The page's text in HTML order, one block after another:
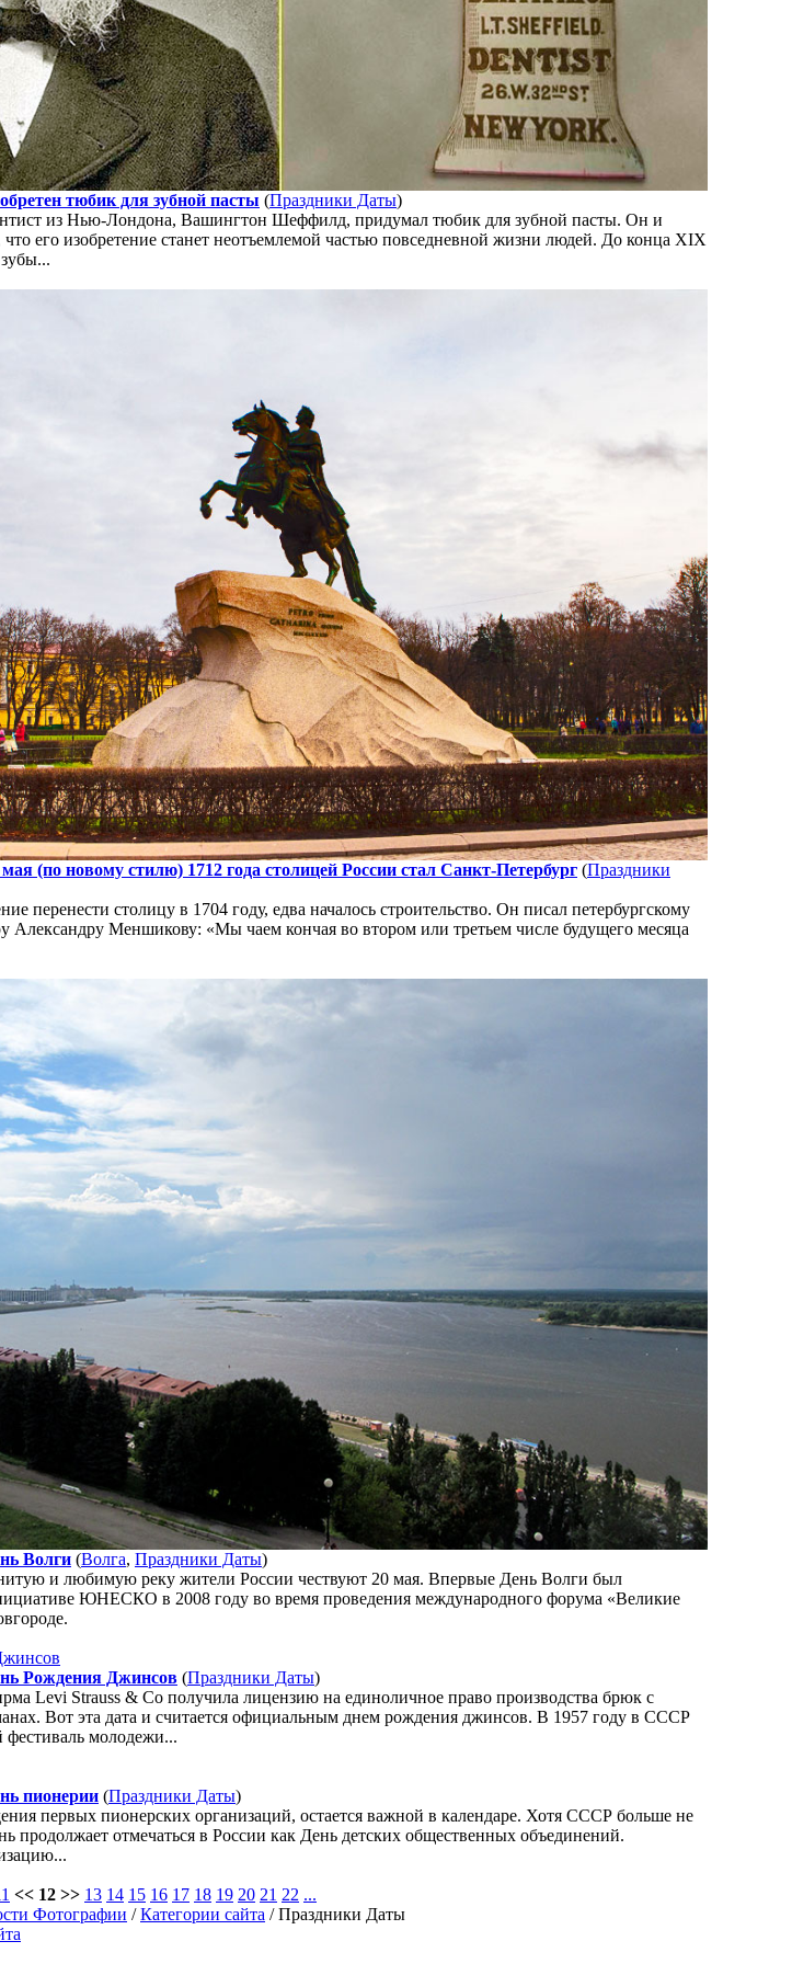
тюбик для зубной пасты (Праздники Даты)
из Нью-Лондона, Вашингтон Шеффилд, придумал тюбик для зубной пасты. Он и
что его изобретение станет неотъемлемой частью повседневной жизни людей. До конца XIX
мая (по новому стилю) 1712 года столицей России стал Санкт-Петербург (Праздники
перенести столицу в 1704 году, едва началось строительство. Он писал петербургскому
Александру Меншикову: «Мы чаем кончая во втором или третьем числе будущего месяца
Волги (Волга, Праздники Даты)
и любимую реку жители России чествуют 20 мая. Впервые День Волги был
ЮНЕСКО в 2008 году во время проведения международного форума «Великие
Рождения Джинсов (Праздники Даты)
Levi Strauss & Co получила лицензию на единоличное право производства брюк с
Вот эта дата и считается официальным днем рождения джинсов. В 1957 году в СССР
молодежи...
пионерии (Праздники Даты)
первых пионерских организаций, остается важной в календаре. Хотя СССР больше не
продолжает отмечаться в России как День детских общественных объединений.
<< 12 >> 13 14 15 16 17 18 19 20 21 22 ...
Фотографии /Категории сайта / Праздники Даты